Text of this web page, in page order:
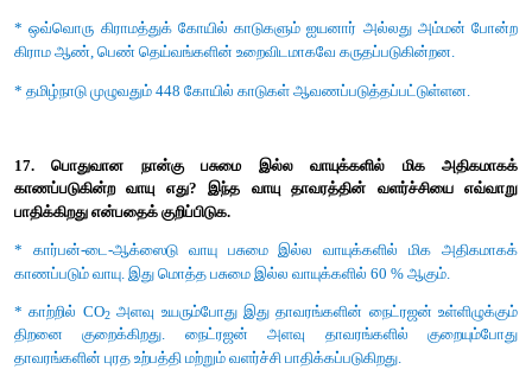
மழைப்பொழிவு ஆகியவற்றில் மாற்றத்தை ஏற்படுத்தும் என
* கோவில் காடுகள் சமூகங்களால் பாதுகாக்கப் பட்டு
தொகுப்புகளாகும் (or) தோட்டங்களாகும்.
* சமூகத்தின் பாதுகாப்பிற்காக ஒரு குறிப்பிட்ட சமயச்
கொண்டிருக்கும் வலுவான மத நம்பிக்கையை கொண்டவை.
* இவை நீர்பாசனம், தீவனம், மருத்துவத் . தாவரங்கள் மற்றும்
கட்டுப்பாடு ஆகியவற்றைப் பாதுகாப்பதன் மூலம் ஏராளமான